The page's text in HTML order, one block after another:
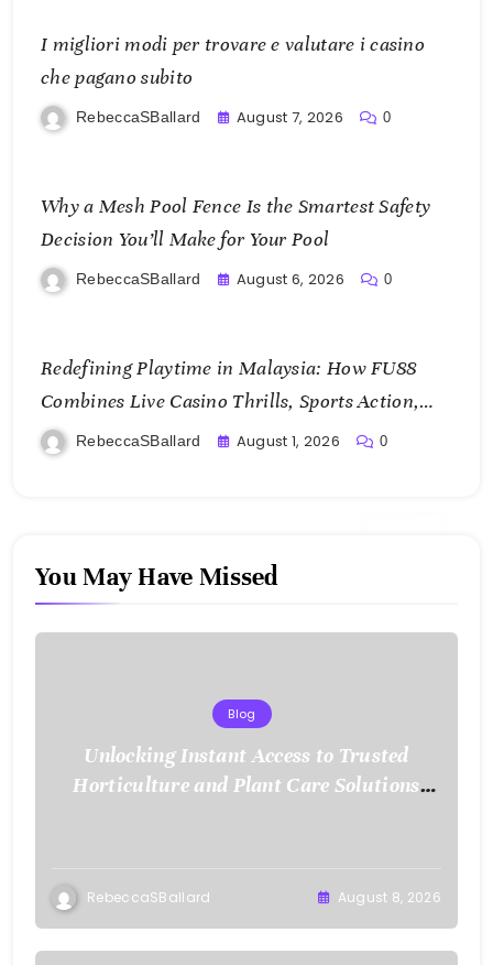
I migliori modi per trovare e valutare i casino
che pagano subito
RebeccaSBallard August 7, 2026 0
Why a Mesh Pool Fence Is the Smartest Safety
Decision You’ll Make for Your Pool
RebeccaSBallard August 6, 2026 0
Redefining Playtime in Malaysia: How FU88
Combines Live Casino Thrills, Sports Action,
and Mobile Freedom
RebeccaSBallard August 1, 2026 0
You May Have Missed
Blog
Unlocking Instant Access to Trusted
Horticulture and Plant Care Solutions
RebeccaSBallard August 8, 2026